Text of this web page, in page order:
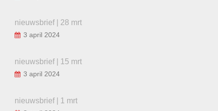
nieuwsbrief | 28 mrt
3 april 2024
nieuwsbrief | 15 mrt
3 april 2024
nieuwsbrief | 1 mrt